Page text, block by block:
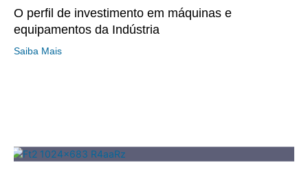
O perfil de investimento em máquinas e
equipamentos da Indústria
Saiba Mais